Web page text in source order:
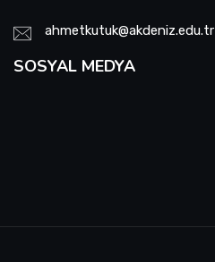
ahmetkutuk@akdeniz.edu.tr
SOSYAL MEDYA